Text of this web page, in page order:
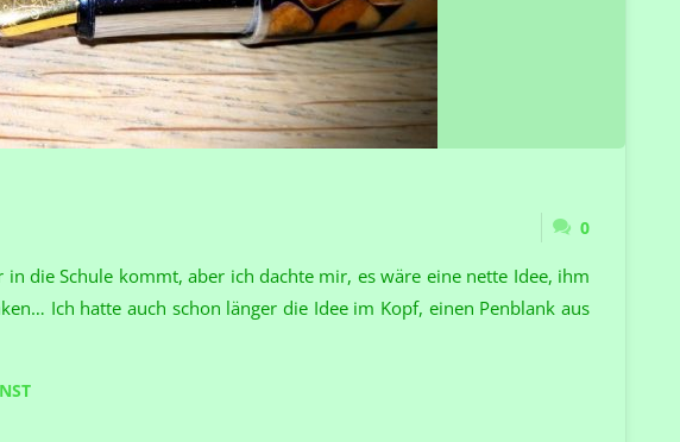
0
die Schule kommt, aber ich dachte mir, es wäre eine nette Idee, ihm
Ich hatte auch schon länger die Idee im Kopf, einen Penblank aus